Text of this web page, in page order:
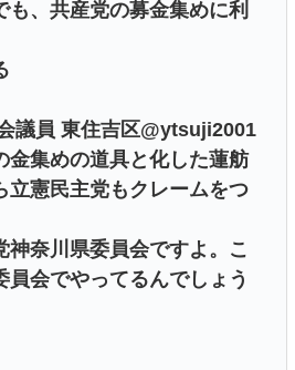
も、共産党の募金集めに利
議員 東住吉区@ytsuji2001
金集めの道具と化した蓮舫
立憲民主党もクレームをつ
神奈川県委員会ですよ。こ
員会でやってるんでしょう